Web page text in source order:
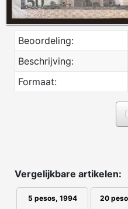
Beoordeling:
Beschrijving:
Formaat:
Vergelijkbare artikelen:
5 pesos, 1994 20